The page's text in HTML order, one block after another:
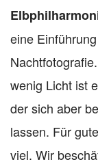
eine
wenig Licht ist
der sich aber
lassen. Für
viel. Wir